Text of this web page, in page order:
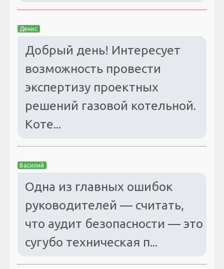
Денис
Добрый день! Интересует
возможность провести
экспертизу проектных
решений газовой котельной.
Коте...
Василий
Одна из главных ошибок
руководителей — считать,
что аудит безопасности — это
сугубо техническая п...